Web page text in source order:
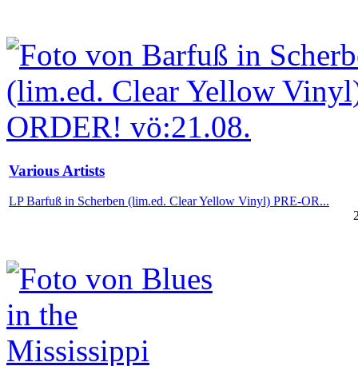
Various Artists
LP Barfuß in Scherben (lim.ed. Clear Yellow Vinyl) PRE-OR...